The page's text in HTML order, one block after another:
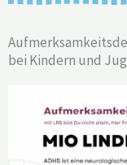
bei Kindern und